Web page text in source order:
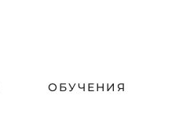
ОБУЧЕНИЯ